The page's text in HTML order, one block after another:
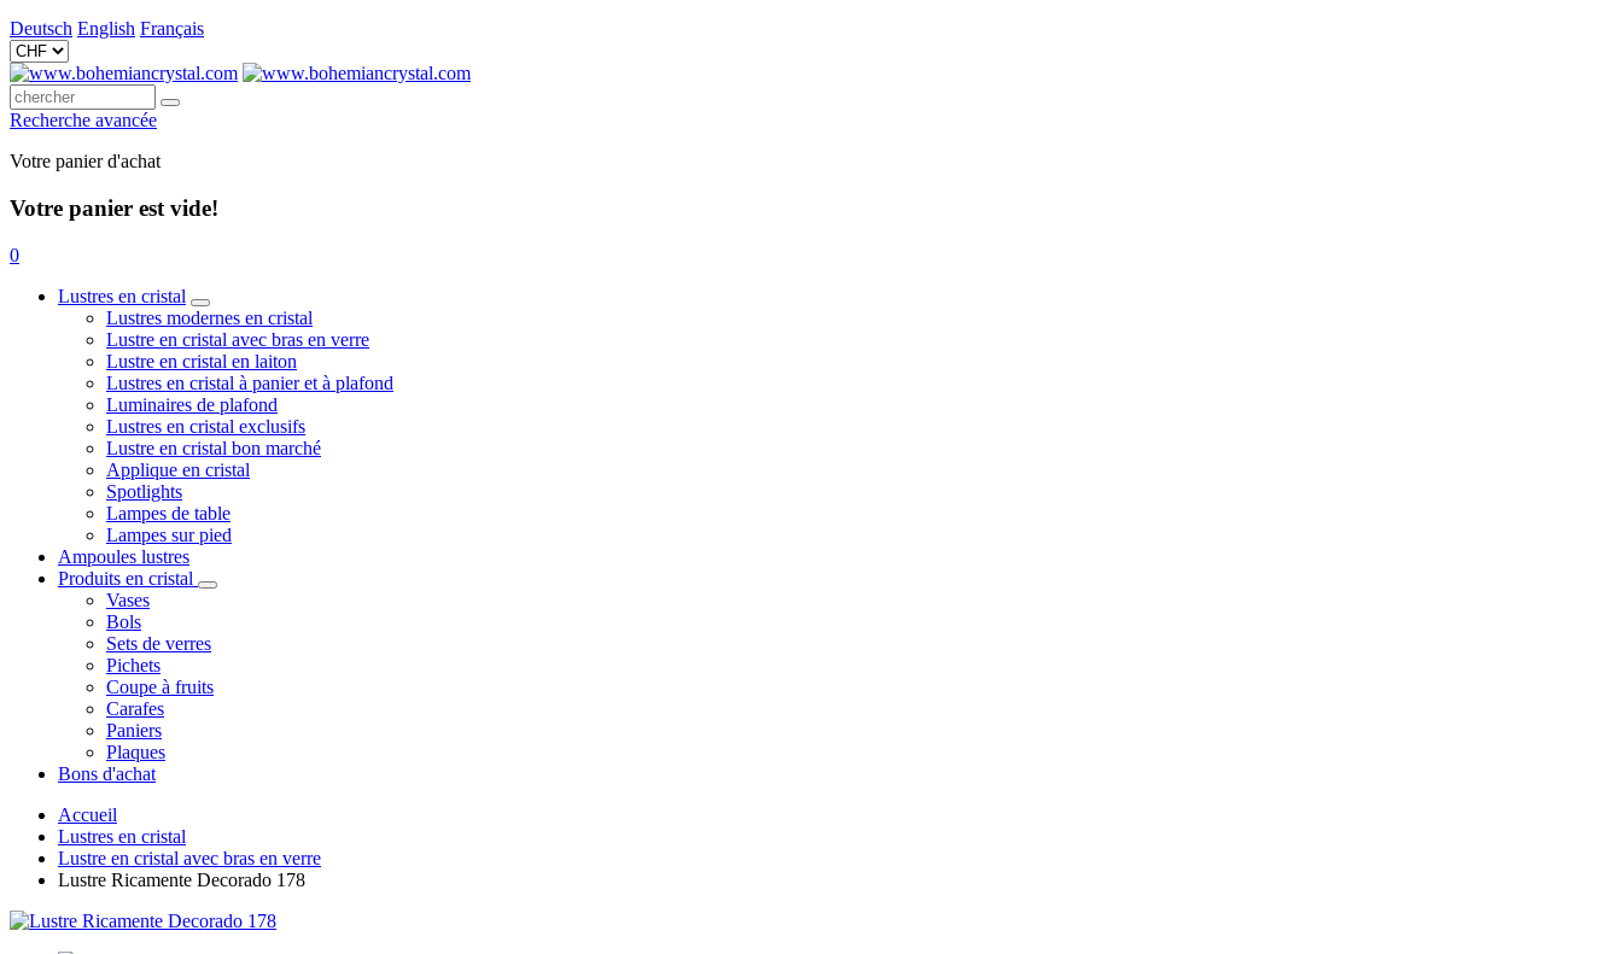
Deutsch English Français
Recherche avancée
Votre panier d'achat
Votre panier est vide!
0
Lustres en cristal
Lustres modernes en cristal
Lustre en cristal avec bras en verre
Lustre en cristal en laiton
Lustres en cristal à panier et à plafond
Luminaires de plafond
Lustres en cristal exclusifs
Lustre en cristal bon marché
Applique en cristal
Spotlights
Lampes de table
Lampes sur pied
Ampoules lustres
Produits en cristal
Vases
Bols
Sets de verres
Pichets
Coupe à fruits
Carafes
Paniers
Plaques
Bons d'achat
Accueil
Lustres en cristal
Lustre en cristal avec bras en verre
Lustre Ricamente Decorado 178